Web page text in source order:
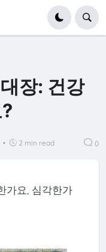
장: 건강
• 2 min read 0
가요, 심각한가